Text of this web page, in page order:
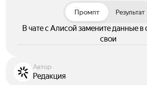
Промпт Результат
В чате с Алисой замените данные в
свои
Автор
Редакция